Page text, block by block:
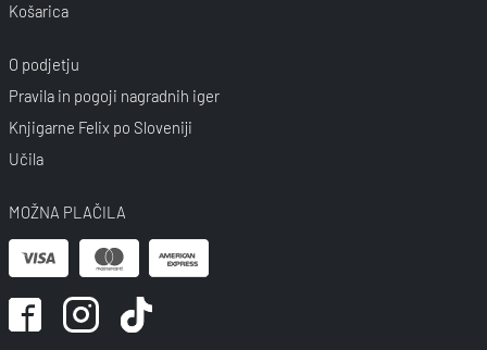
Košarica
O podjetju
Pravila in pogoji nagradnih iger
Knjigarne Felix po Sloveniji
Učila
MOŽNA PLAČILA